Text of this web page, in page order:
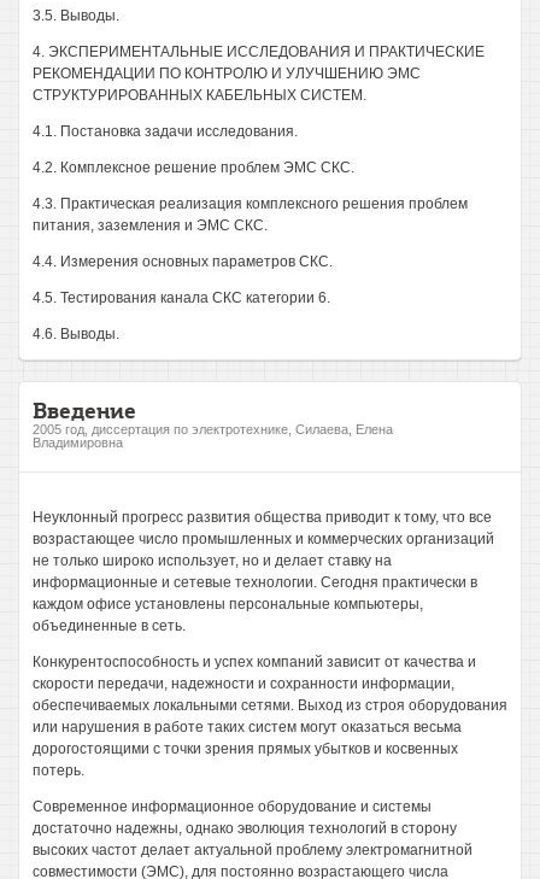
3.5. Выводы.
4. ЭКСПЕРИМЕНТАЛЬНЫЕ ИССЛЕДОВАНИЯ И ПРАКТИЧЕСКИЕ
РЕКОМЕНДАЦИИ ПО КОНТРОЛЮ И УЛУЧШЕНИЮ ЭМС
СТРУКТУРИРОВАННЫХ КАБЕЛЬНЫХ СИСТЕМ.
4.1. Постановка задачи исследования.
4.2. Комплексное решение проблем ЭМС СКС.
4.3. Практическая реализация комплексного решения проблем
питания, заземления и ЭМС СКС.
4.4. Измерения основных параметров СКС.
4.5. Тестирования канала СКС категории 6.
4.6. Выводы.
Введение
2005 год, диссертация по электротехнике, Силаева, Елена
Владимировна
Неуклонный прогресс развития общества приводит к тому, что все
возрастающее число промышленных и коммерческих организаций
не только широко использует, но и делает ставку на
информационные и сетевые технологии. Сегодня практически в
каждом офисе установлены персональные компьютеры,
объединенные в сеть.
Конкурентоспособность и успех компаний зависит от качества и
скорости передачи, надежности и сохранности информации,
обеспечиваемых локальными сетями. Выход из строя оборудования
или нарушения в работе таких систем могут оказаться весьма
дорогостоящими с точки зрения прямых убытков и косвенных
потерь.
Современное информационное оборудование и системы
достаточно надежны, однако эволюция технологий в сторону
высоких частот делает актуальной проблему электромагнитной
совместимости (ЭМС), для постоянно возрастающего числа